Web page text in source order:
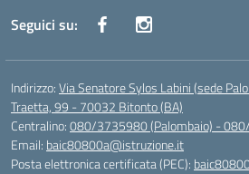
Seguici su:
Indirizzo:Via Senatore Sylos Labini (sede
Traetta, 99 - 70032 Bitonto (BA)
Centralino:080/3735980 (Palombaio) -
Email: baic80800a@istruzione.it
Posta elettronica certificata (PEC):